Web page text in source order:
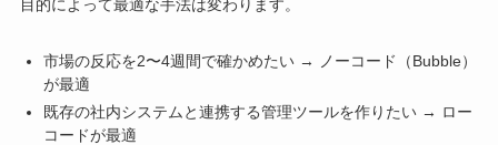
目的によって最適な手法は変わります。
市場の反応を2〜4週間で確かめたい → ノーコード（Bubble）
が最適
既存の社内システムと連携する管理ツールを作りたい → ロー
コードが最適